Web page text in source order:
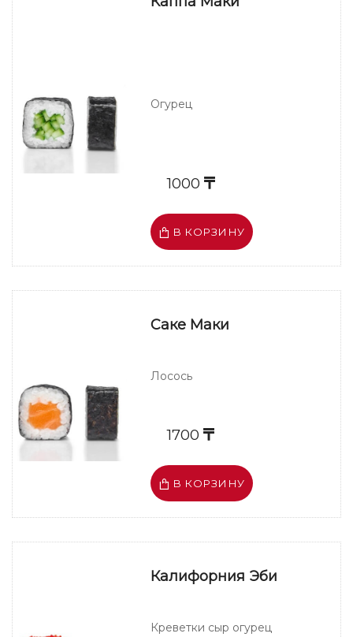
Огурец
1000
В КОРЗИНУ
Саке Маки
Лосось
1700
В КОРЗИНУ
Калифорния Эби
Креветки сыр огурец